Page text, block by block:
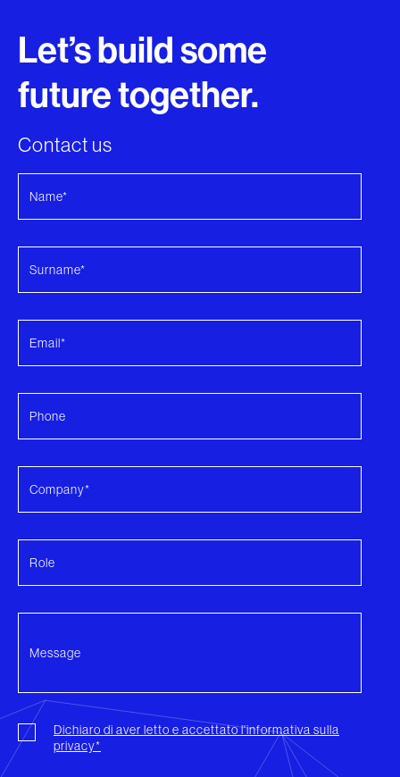
Let’s build some
future together.
Contact us
Dichiaro di aver letto e accettato l'informativa sulla
privacy*